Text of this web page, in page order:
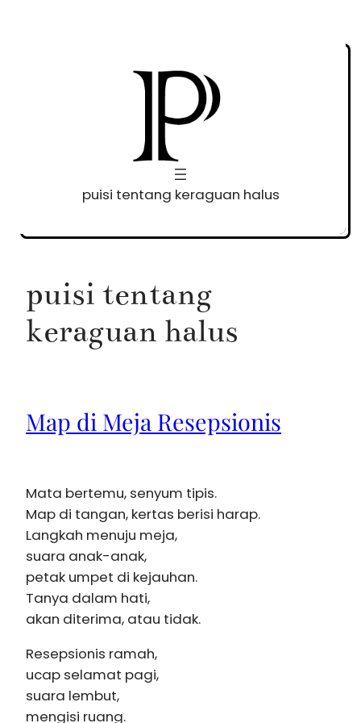
puisi tentang keraguan halus
puisi tentang
keraguan halus
Map di Meja Resepsionis
Mata bertemu, senyum tipis.
Map di tangan, kertas berisi harap.
Langkah menuju meja,
suara anak-anak,
petak umpet di kejauhan.
Tanya dalam hati,
akan diterima, atau tidak.
Resepsionis ramah,
ucap selamat pagi,
suara lembut,
mengisi ruang.